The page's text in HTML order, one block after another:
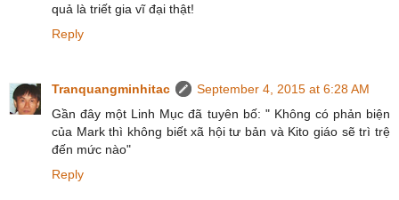
quả là triết gia vĩ đại thật!
Reply
Tranquangminhitac
September 4, 2015 at 6:28 AM
Gần đây một Linh Mục đã tuyên bố: " Không có phản biện
của Mark thì không biết xã hội tư bản và Kito giáo sẽ trì trệ
đến mức nào"
Reply